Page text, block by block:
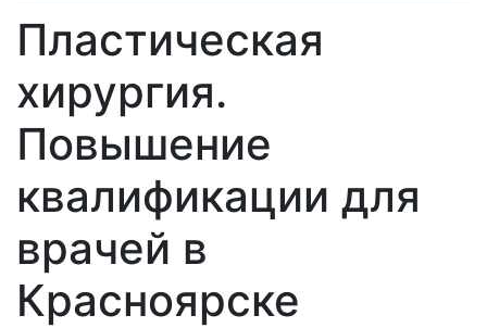
Пластическая
хирургия.
Повышение
квалификации для
врачей в
Красноярске